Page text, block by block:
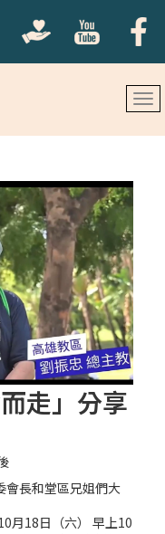
走」分享
會長和堂區兄姐們大
月18日（六） 早上10